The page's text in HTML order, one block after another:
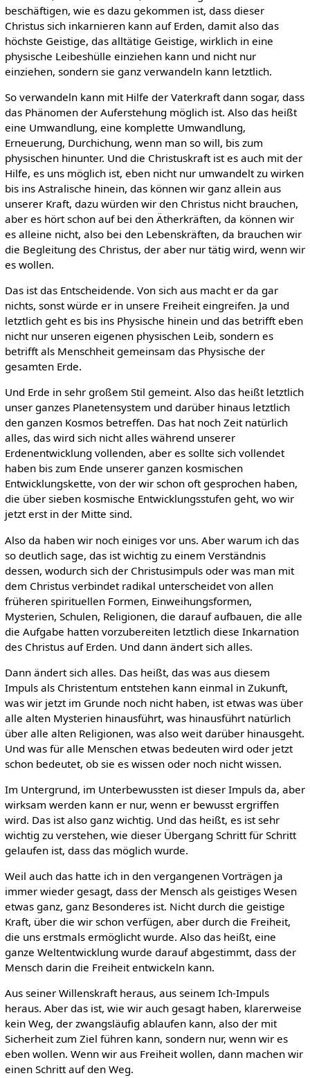
beschäftigen, wie es dazu gekommen ist, dass dieser
Christus sich inkarnieren kann auf Erden, damit also das
höchste Geistige, das alltätige Geistige, wirklich in eine
physische Leibeshülle einziehen kann und nicht nur
einziehen, sondern sie ganz verwandeln kann letztlich.
So verwandeln kann mit Hilfe der Vaterkraft dann sogar, dass
das Phänomen der Auferstehung möglich ist. Also das heißt
eine Umwandlung, eine komplette Umwandlung,
Erneuerung, Durchichung, wenn man so will, bis zum
physischen hinunter. Und die Christuskraft ist es auch mit der
Hilfe, es uns möglich ist, eben nicht nur umwandelt zu wirken
bis ins Astralische hinein, das können wir ganz allein aus
unserer Kraft, dazu würden wir den Christus nicht brauchen,
aber es hört schon auf bei den Ätherkräften, da können wir
es alleine nicht, also bei den Lebenskräften, da brauchen wir
die Begleitung des Christus, der aber nur tätig wird, wenn wir
es wollen.
Das ist das Entscheidende. Von sich aus macht er da gar
nichts, sonst würde er in unsere Freiheit eingreifen. Ja und
letztlich geht es bis ins Physische hinein und das betrifft eben
nicht nur unseren eigenen physischen Leib, sondern es
betrifft als Menschheit gemeinsam das Physische der
gesamten Erde.
Und Erde in sehr großem Stil gemeint. Also das heißt letztlich
unser ganzes Planetensystem und darüber hinaus letztlich
den ganzen Kosmos betreffen. Das hat noch Zeit natürlich
alles, das wird sich nicht alles während unserer
Erdenentwicklung vollenden, aber es sollte sich vollendet
haben bis zum Ende unserer ganzen kosmischen
Entwicklungskette, von der wir schon oft gesprochen haben,
die über sieben kosmische Entwicklungsstufen geht, wo wir
jetzt erst in der Mitte sind.
Also da haben wir noch einiges vor uns. Aber warum ich das
so deutlich sage, das ist wichtig zu einem Verständnis
dessen, wodurch sich der Christusimpuls oder was man mit
dem Christus verbindet radikal unterscheidet von allen
früheren spirituellen Formen, Einweihungsformen,
Mysterien, Schulen, Religionen, die darauf aufbauen, die alle
die Aufgabe hatten vorzubereiten letztlich diese Inkarnation
des Christus auf Erden. Und dann ändert sich alles.
Dann ändert sich alles. Das heißt, das was aus diesem
Impuls als Christentum entstehen kann einmal in Zukunft,
was wir jetzt im Grunde noch nicht haben, ist etwas was über
alle alten Mysterien hinausführt, was hinausführt natürlich
über alle alten Religionen, was also weit darüber hinausgeht.
Und was für alle Menschen etwas bedeuten wird oder jetzt
schon bedeutet, ob sie es wissen oder noch nicht wissen.
Im Untergrund, im Unterbewussten ist dieser Impuls da, aber
wirksam werden kann er nur, wenn er bewusst ergriffen
wird. Das ist also ganz wichtig. Und das heißt, es ist sehr
wichtig zu verstehen, wie dieser Übergang Schritt für Schritt
gelaufen ist, dass das möglich wurde.
Weil auch das hatte ich in den vergangenen Vorträgen ja
immer wieder gesagt, dass der Mensch als geistiges Wesen
etwas ganz, ganz Besonderes ist. Nicht durch die geistige
Kraft, über die wir schon verfügen, aber durch die Freiheit,
die uns erstmals ermöglicht wurde. Also das heißt, eine
ganze Weltentwicklung wurde darauf abgestimmt, dass der
Mensch darin die Freiheit entwickeln kann.
Aus seiner Willenskraft heraus, aus seinem Ich-Impuls
heraus. Aber das ist, wie wir auch gesagt haben, klarerweise
kein Weg, der zwangsläufig ablaufen kann, also der mit
Sicherheit zum Ziel führen kann, sondern nur, wenn wir es
eben wollen. Wenn wir aus Freiheit wollen, dann machen wir
einen Schritt auf den Weg.